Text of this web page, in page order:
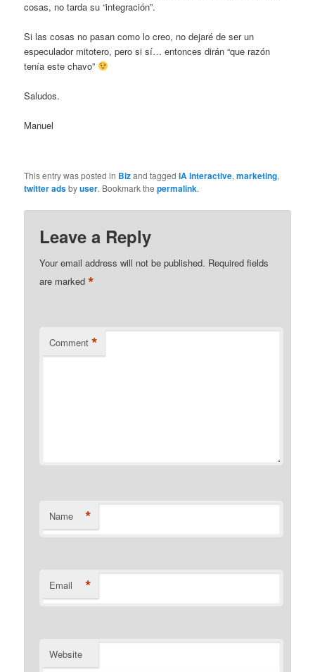
cosas, no tarda su “integración”.
Si las cosas no pasan como lo creo, no dejaré de ser un
especulador mitotero, pero si sí… entonces dirán “que razón
tenía este chavo”
Saludos.
Manuel
This entry was posted in Bizand taggedIA Interactive,marketing,
twitter adsbyuser. Bookmark thepermalink.
Leave a Reply
Your email address will not be published. Required fields
are marked*
Comment *
Name *
Email *
Website